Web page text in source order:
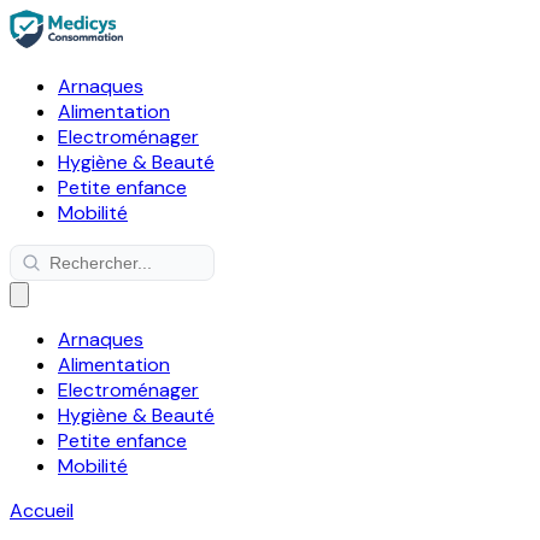
Arnaques
Alimentation
Electroménager
Hygiène & Beauté
Petite enfance
Mobilité
Arnaques
Alimentation
Electroménager
Hygiène & Beauté
Petite enfance
Mobilité
Accueil